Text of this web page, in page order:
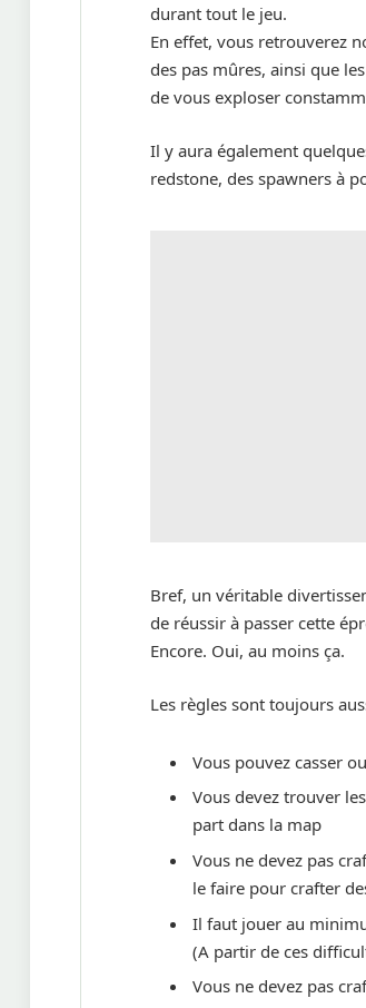
durant tout le jeu.
En effet, vous retrouverez
des pas mûres, ainsi que
de vous exploser
Il y aura également
redstone, des spawners à
Bref, un véritable
de réussir à passer cette
Encore. Oui, au moins ça.
Les règles sont toujours
Vous pouvez casser
Vous devez trouver
part dans la map
Vous ne devez pas
le faire pour crafter
Il faut jouer au
(A partir de ces
Vous ne devez pas